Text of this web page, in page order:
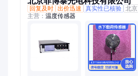
回复及时 出价迅速 真实性已核验 北京
主营： 温度传感器